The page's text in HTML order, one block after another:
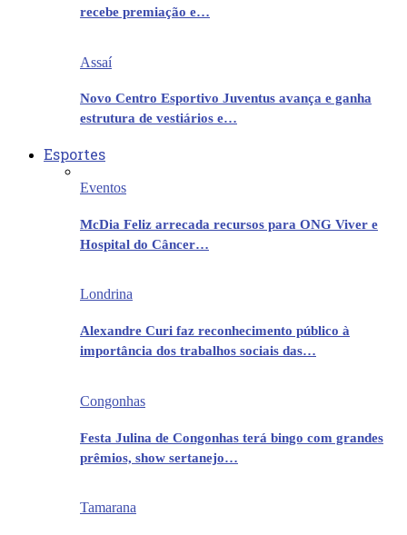
recebe premiação e…
Assaí
Novo Centro Esportivo Juventus avança e ganha
estrutura de vestiários e…
Esportes
Eventos
McDia Feliz arrecada recursos para ONG Viver e
Hospital do Câncer…
Londrina
Alexandre Curi faz reconhecimento público à
importância dos trabalhos sociais das…
Congonhas
Festa Julina de Congonhas terá bingo com grandes
prêmios, show sertanejo…
Tamarana